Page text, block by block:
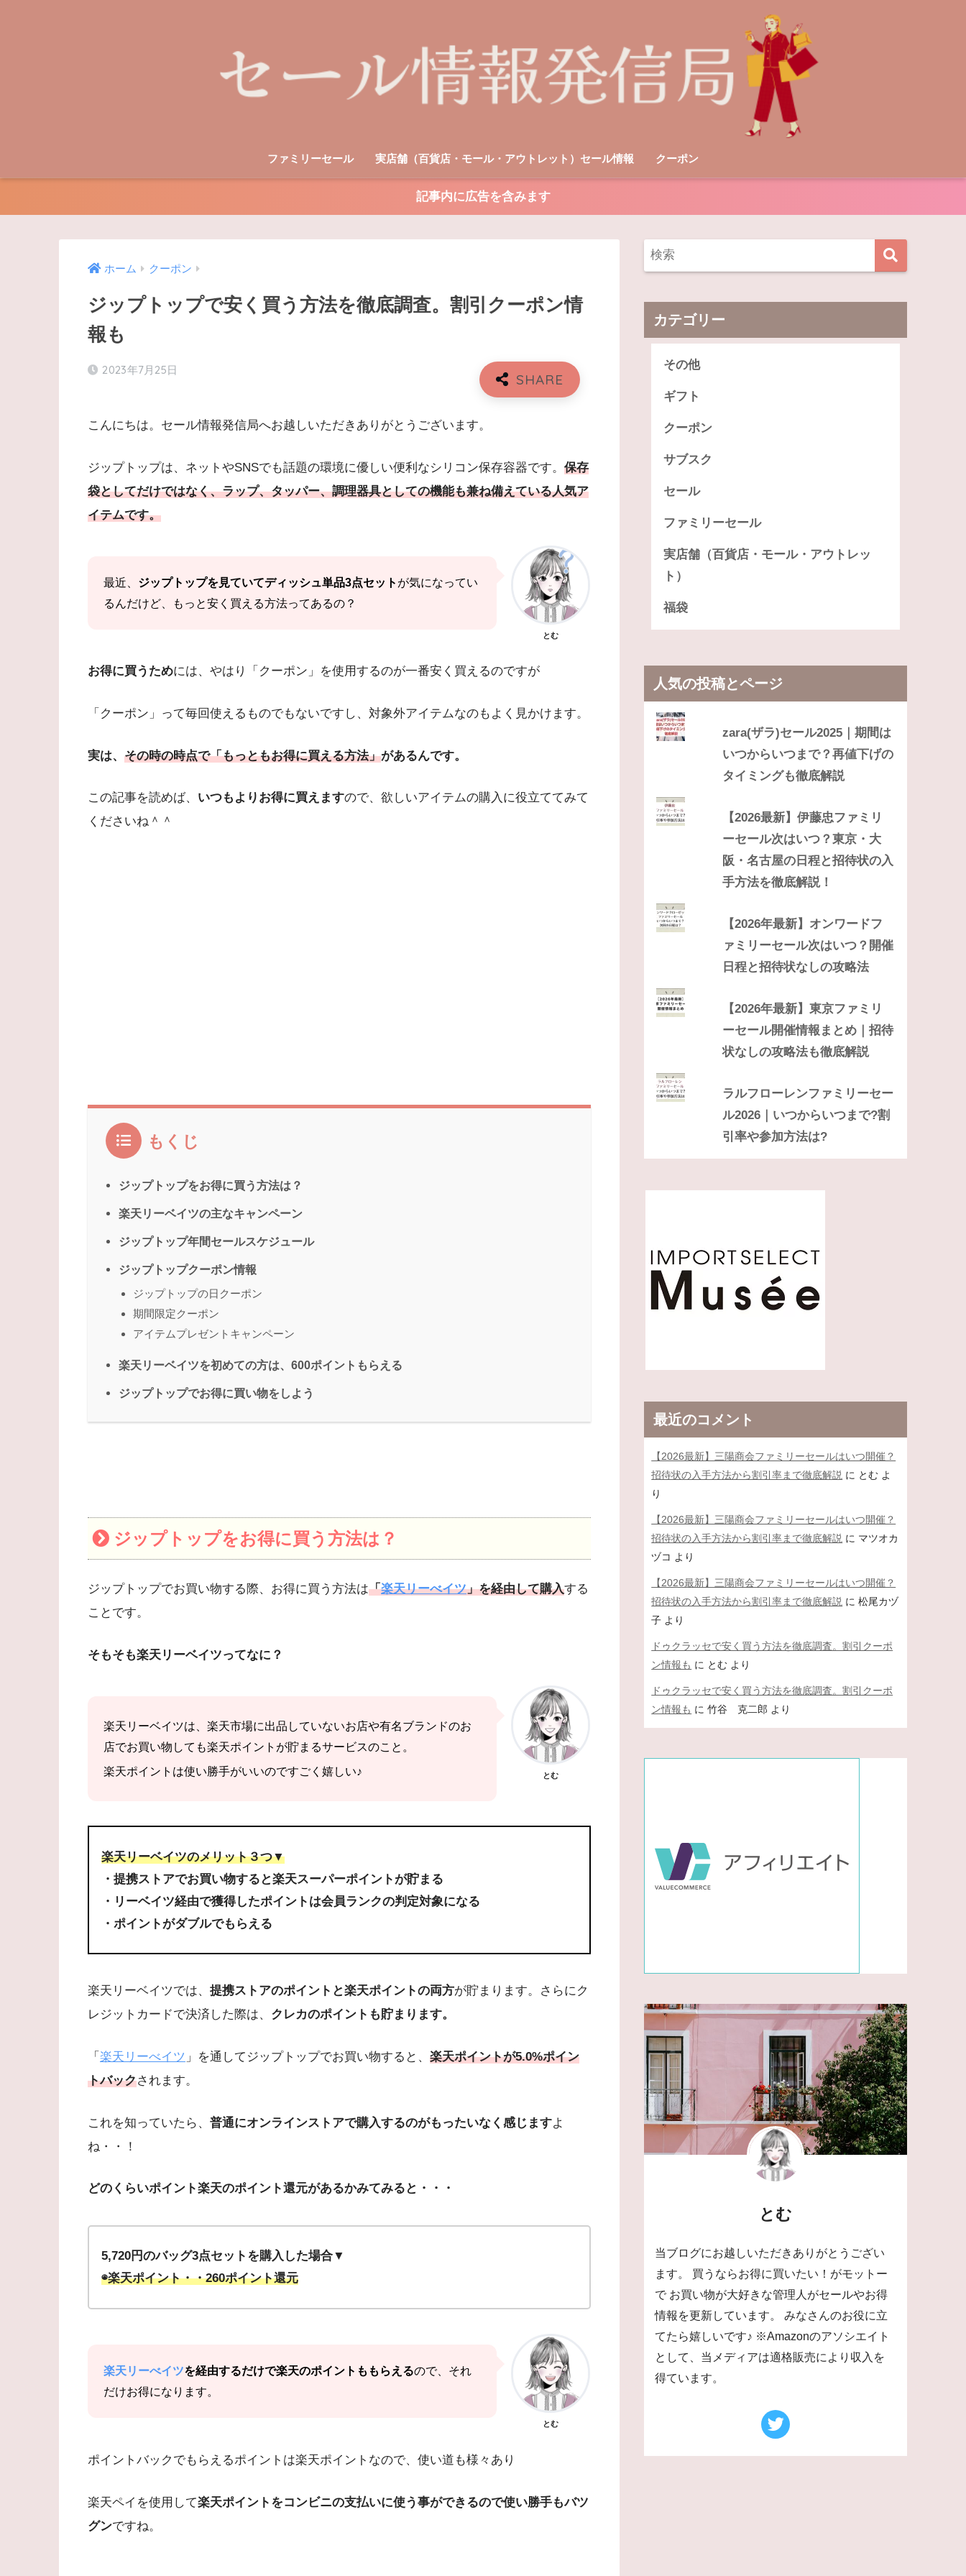
ファミリーセール 実店舗（百貨店・モール・アウトレット）セール情報 クーポン
記事内に広告を含みます
ホーム クーポン
ジップトップで安く買う方法を徹底調査。割引クーポン情
報も
2023年7月25日
こんにちは。セール情報発信局へお越しいただきありがとうございます。
ジップトップは、ネットやSNSでも話題の環境に優しい便利なシリコン保存容器です。 保存
袋としてだけではなく、ラップ、タッパー、調理器具としての機能も兼ね備えている人気ア
イテムです。
最近、 ジップトップを見ていてディッシュ単品3点セット が気になってい
るんだけど、もっと安く買える方法ってあるの？
とむ
お得に買うためには、やはり「クーポン」を使用するのが一番安く買えるのですが
「クーポン」って毎回使えるものでもないですし、対象外アイテムなのもよく見かけます。
実は、 その時の時点で「もっともお得に買える方法」があるんです。
この記事を読めば、 いつもよりお得に買えますので、欲しいアイテムの購入に役立ててみて
くださいね＾＾
もくじ
ジップトップをお得に買う方法は？
楽天リーベイツの主なキャンペーン
ジップトップ年間セールスケジュール
ジップトップクーポン情報
ジップトップの日クーポン
期間限定クーポン
アイテムプレゼントキャンペーン
楽天リーベイツを初めての方は、600ポイントもらえる
ジップトップでお得に買い物をしよう
ジップトップをお得に買う方法は？
ジップトップでお買い物する際、お得に買う方法は「楽天リーべイツ」を経由して購入する
ことです。
そもそも楽天リーベイツってなに？
楽天リーベイツは、楽天市場に出品していないお店や有名ブランドのお
店でお買い物しても楽天ポイントが貯まるサービスのこと。
楽天ポイントは使い勝手がいいのですごく嬉しい♪
とむ
楽天リーベイツのメリット３つ▼
・提携ストアでお買い物すると楽天スーパーポイントが貯まる
・リーベイツ経由で獲得したポイントは会員ランクの判定対象になる
・ポイントがダブルでもらえる
楽天リーベイツでは、 提携ストアのポイントと楽天ポイントの両方が貯まります。さらにク
レジットカードで決済した際は、 クレカのポイントも貯まります。
「 楽天リーべイツ 」を通してジップトップでお買い物すると、 楽天ポイントが5.0%ポイン
トバックされます。
これを知っていたら、 普通にオンラインストアで購入するのがもったいなく感じますよ
ね・・！
どのくらいポイント楽天のポイント還元があるかみてみると・・・
5,720円のバッグ3点セットを購入した場合▼
◉楽天ポイント・・260ポイント還元
楽天リーべイツを経由するだけで楽天のポイントももらえるので、それ
だけお得になります。
とむ
ポイントバックでもらえるポイントは楽天ポイントなので、使い道も様々あり
楽天ペイを使用して楽天ポイントをコンビニの支払いに使う事ができるので使い勝手もバツ
グンですね。
カテゴリー
その他
ギフト
クーポン
サブスク
セール
ファミリーセール
実店舗（百貨店・モール・アウトレッ
ト）
福袋
人気の投稿とページ
zara(ザラ)セール2025｜期間は
いつからいつまで？再値下げの
タイミングも徹底解説
【2026最新】伊藤忠ファミリ
ーセール次はいつ？東京・大
阪・名古屋の日程と招待状の入
手方法を徹底解説！
【2026年最新】オンワードフ
ァミリーセール次はいつ？開催
日程と招待状なしの攻略法
【2026年最新】東京ファミリ
ーセール開催情報まとめ｜招待
状なしの攻略法も徹底解説
ラルフローレンファミリーセー
ル2026｜いつからいつまで?割
引率や参加方法は?
最近のコメント
【2026最新】三陽商会ファミリーセールはいつ開催？
招待状の入手方法から割引率まで徹底解説 に とむ よ
り
【2026最新】三陽商会ファミリーセールはいつ開催？
招待状の入手方法から割引率まで徹底解説 に マツオカ
ヅコ より
【2026最新】三陽商会ファミリーセールはいつ開催？
招待状の入手方法から割引率まで徹底解説 に松尾カヅ
子 より
ドゥクラッセで安く買う方法を徹底調査。割引クーポ
ン情報も に とむ より
ドゥクラッセで安く買う方法を徹底調査。割引クーポ
ン情報も に竹谷 克二郎 より
とむ
当ブログにお越しいただきありがとうござい
ます。 買うならお得に買いたい！がモットー
で お買い物が大好きな管理人がセールやお得
情報を更新しています。 みなさんのお役に立
てたら嬉しいです♪ ※Amazonのアソシエイト
として、当メディアは適格販売により収入を
得ています。